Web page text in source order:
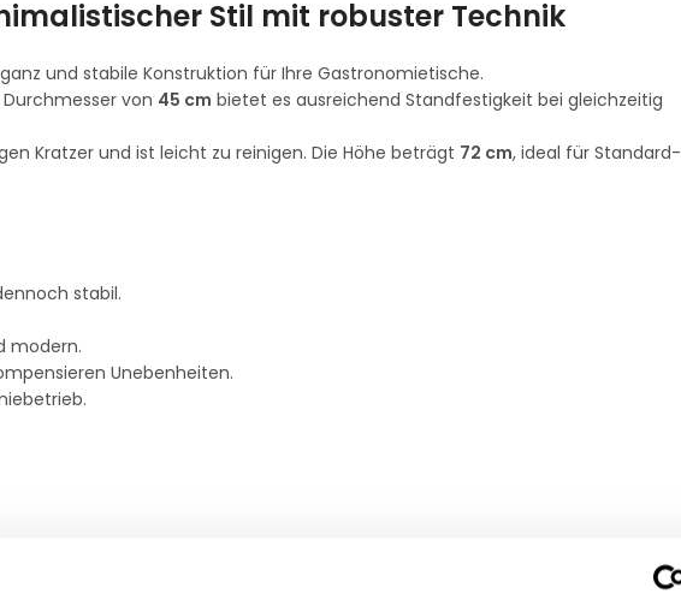
Stil mit robuster Technik
und stabile Konstruktion für Ihre Gastronomietische.
von 45 cm bietet es ausreichend Standfestigkeit bei gleichzeitig
Kratzer und ist leicht zu reinigen. Die Höhe beträgt 72 cm, ideal für Standard-
stabil.
modern.
Unebenheiten.